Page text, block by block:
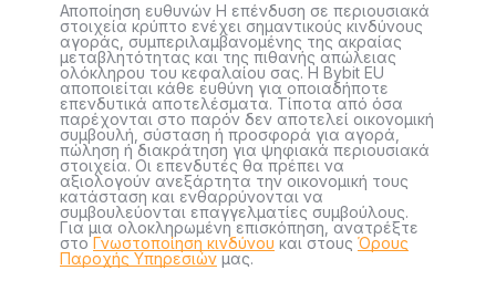
Αποποίηση ευθυνών Η επένδυση σε περιουσιακά
στοιχεία κρύπτο ενέχει σημαντικούς κινδύνους
αγοράς, συμπεριλαμβανομένης της ακραίας
μεταβλητότητας και της πιθανής απώλειας
ολόκληρου του κεφαλαίου σας. Η Bybit EU
αποποιείται κάθε ευθύνη για οποιαδήποτε
επενδυτικά αποτελέσματα. Τίποτα από όσα
παρέχονται στο παρόν δεν αποτελεί οικονομική
συμβουλή, σύσταση ή προσφορά για αγορά,
πώληση ή διακράτηση για ψηφιακά περιουσιακά
στοιχεία. Οι επενδυτές θα πρέπει να
αξιολογούν ανεξάρτητα την οικονομική τους
κατάσταση και ενθαρρύνονται να
συμβουλεύονται επαγγελματίες συμβούλους.
Για μια ολοκληρωμένη επισκόπηση, ανατρέξτε
στοΓνωστοποίηση κινδύνου και στους Όρους
Παροχής Υπηρεσιών μας.